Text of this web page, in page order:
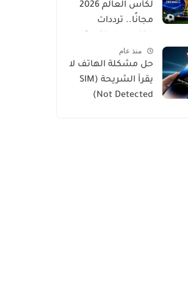
لكأس العالم 2026
مجانًا.. ترددات
وطرق المشاهدة
الرسمية
منذ عام
حل مشكلة الهاتف لا
يقرأ الشريحة (SIM
Not Detected)